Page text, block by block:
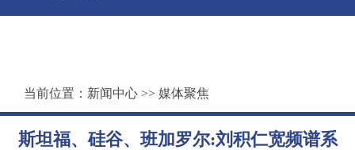
当前位置： 新闻中心 >> 媒体聚焦
斯坦福、硅谷、班加罗尔:刘积仁宽频谱系